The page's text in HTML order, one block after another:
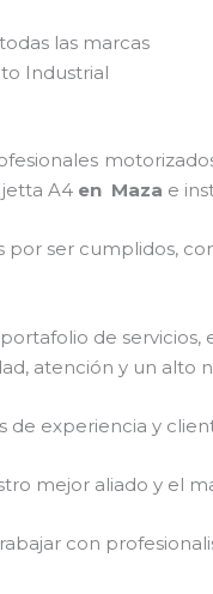
las marcas
Industrial
A4 en Maza e
por ser cumplidos,
de servicios,
atención y un alto
de experiencia y
mejor aliado y el
con